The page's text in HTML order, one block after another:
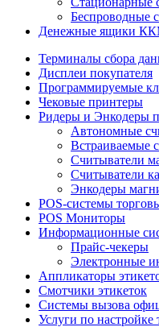
Беспроводные
Денежные ящики
Терминалы сбора
Дисплеи покупателя
Программируемые
Чековые принтеры
Ридеры и Энкодеры
Автономные
Встраиваемые
Считыватели
Считыватели
Энкодеры
POS-системы
POS Мониторы
Информационные
Прайс-чекеры
Электронные
Аппликаторы
Смотчики этикеток
Системы вызова
Услуги по настройке